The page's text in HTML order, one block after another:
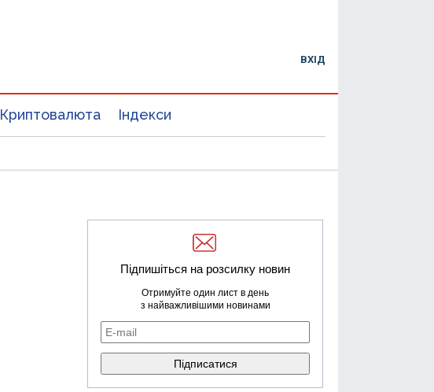
ВХІД
Криптовалюта Індекси
Підпишіться на розсилку новин
Отримуйте один лист в день
з найважливішими новинами